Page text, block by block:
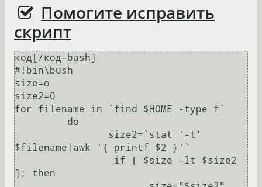
Помогите исправить
скрипт
код[/код-bash]
#!bin\bush
size=o
size2=0
for filename in `find $HOME -type f`
$filename|awk '{ printf $2 }'`
]; then